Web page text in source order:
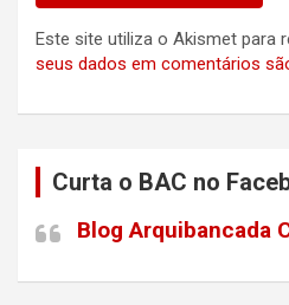
Este site utiliza o Akismet para
seus dados em comentários
Curta o BAC no
Blog Arquibancada